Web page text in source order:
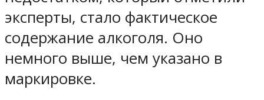
эксперты, стало фактическое
содержание алкоголя. Оно
немного выше, чем указано в
маркировке.